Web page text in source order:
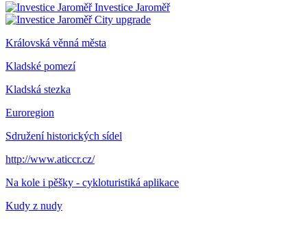
Investice Jaroměř
City upgrade
Královská věnná města
Kladské pomezí
Kladská stezka
Euroregion
Sdružení historických sídel
http://www.aticcr.cz/
Na kole i pěšky - cykloturistiká aplikace
Kudy z nudy